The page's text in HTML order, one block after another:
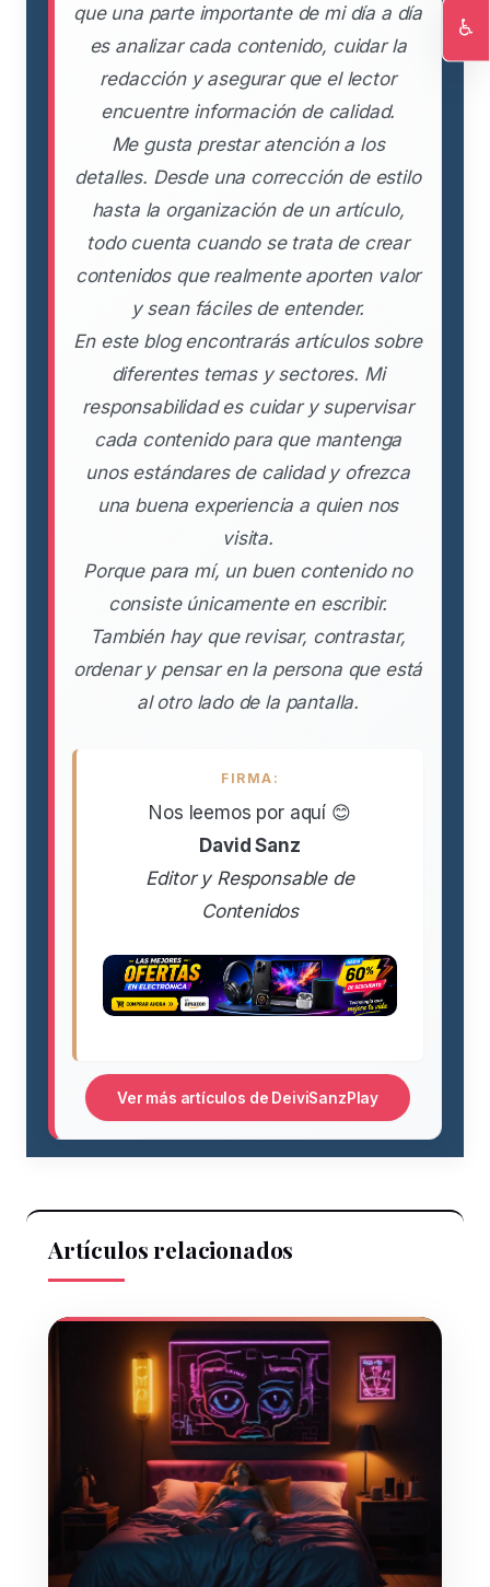
que una parte importante de mi día a día
es analizar cada contenido, cuidar la
redacción y asegurar que el lector
encuentre información de calidad.
Me gusta prestar atención a los
detalles. Desde una corrección de estilo
hasta la organización de un artículo,
todo cuenta cuando se trata de crear
contenidos que realmente aporten valor
y sean fáciles de entender.
En este blog encontrarás artículos sobre
diferentes temas y sectores. Mi
responsabilidad es cuidar y supervisar
cada contenido para que mantenga
unos estándares de calidad y ofrezca
una buena experiencia a quien nos
visita.
Porque para mí, un buen contenido no
consiste únicamente en escribir.
También hay que revisar, contrastar,
ordenar y pensar en la persona que está
al otro lado de la pantalla.
FIRMA:
Nos leemos por aquí 😊
David Sanz
Editor y Responsable de
Contenidos
Ver más artículos de DeiviSanzPlay
Artículos relacionados
♿